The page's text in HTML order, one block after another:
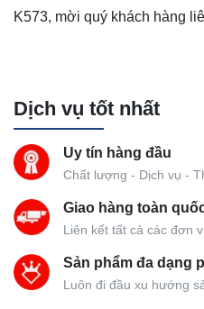
K573, mời quý khách hàng
Dịch vụ tốt nhất
Uy tín hàng đầu
Chất lượng - Dịch vụ -
Giao hàng toàn
Liên kết tất cả các đơn vị
Sản phẩm đa dạng
Luôn đi đầu xu hướng